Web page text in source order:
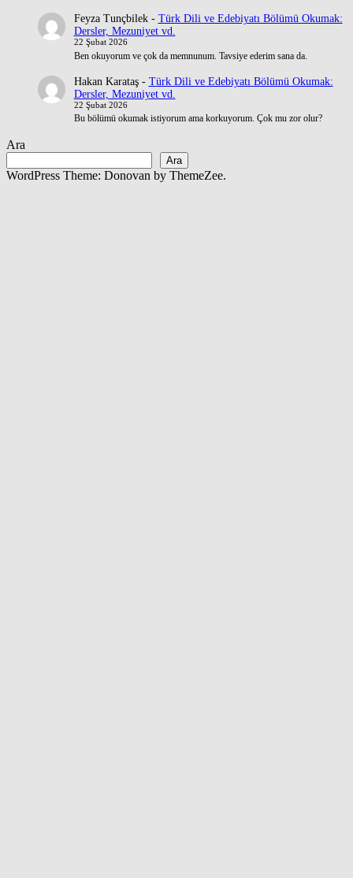
Feyza Tunçbilek- Türk Dili ve Edebiyatı Bölümü Okumak:
Dersler, Mezuniyet vd.
22 Şubat 2026
Ben okuyorum ve çok da memnunum. Tavsiye ederim sana da.
Hakan Karataş- Türk Dili ve Edebiyatı Bölümü Okumak:
Dersler, Mezuniyet vd.
22 Şubat 2026
Bu bölümü okumak istiyorum ama korkuyorum. Çok mu zor olur?
Ara
Ara
WordPress Theme: Donovan by ThemeZee.